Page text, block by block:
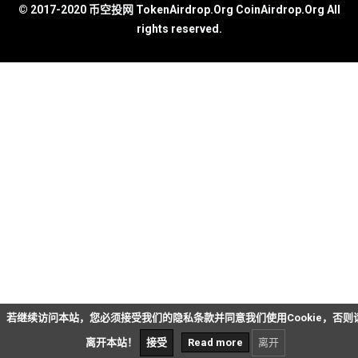
© 2017-2020 币空投网 TokenAirdrop.Org CoinAirdrop.Org All
rights reserved.
若继续访问本站，您必须接受我们的隐私条款并同意我们使用Cookie，否则
离开本站！ 接受 Read more 离开